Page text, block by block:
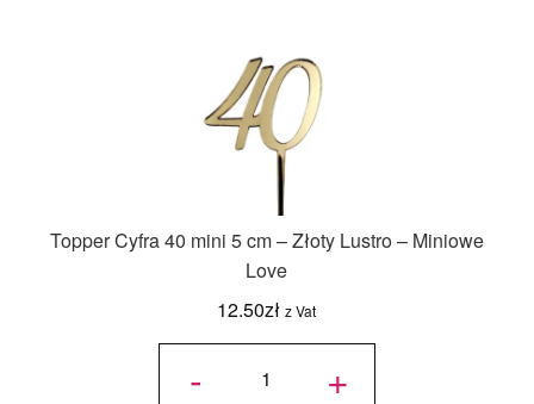
Topper Cyfra 40 mini 5 cm – Złoty Lustro – Miniowe
Love
12.50zł z Vat
-
ilość
mini 5
cm -
Złoty +